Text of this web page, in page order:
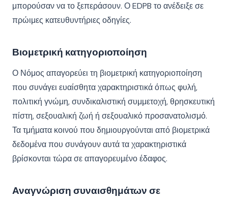
μπορούσαν να το ξεπεράσουν. Ο EDPB το ανέδειξε σε
πρώιμες κατευθυντήριες οδηγίες.
Βιομετρική κατηγοριοποίηση
Ο Νόμος απαγορεύει τη βιομετρική κατηγοριοποίηση
που συνάγει ευαίσθητα χαρακτηριστικά όπως φυλή,
πολιτική γνώμη, συνδικαλιστική συμμετοχή, θρησκευτική
πίστη, σεξουαλική ζωή ή σεξουαλικό προσανατολισμό.
Τα τμήματα κοινού που δημιουργούνται από βιομετρικά
δεδομένα που συνάγουν αυτά τα χαρακτηριστικά
βρίσκονται τώρα σε απαγορευμένο έδαφος.
Αναγνώριση συναισθημάτων σε